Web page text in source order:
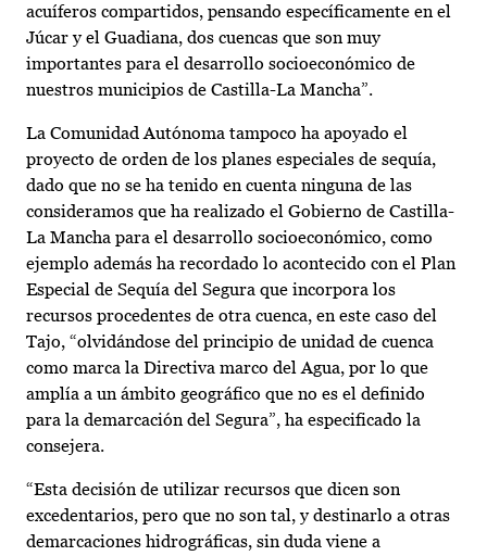
acuíferos compartidos, pensando específicamente en el
Júcar y el Guadiana, dos cuencas que son muy
importantes para el desarrollo socioeconómico de
nuestros municipios de Castilla-La Mancha”.
La Comunidad Autónoma tampoco ha apoyado el
proyecto de orden de los planes especiales de sequía,
dado que no se ha tenido en cuenta ninguna de las
consideramos que ha realizado el Gobierno de Castilla-
La Mancha para el desarrollo socioeconómico, como
ejemplo además ha recordado lo acontecido con el Plan
Especial de Sequía del Segura que incorpora los
recursos procedentes de otra cuenca, en este caso del
Tajo, “olvidándose del principio de unidad de cuenca
como marca la Directiva marco del Agua, por lo que
amplía a un ámbito geográfico que no es el definido
para la demarcación del Segura”, ha especificado la
consejera.
“Esta decisión de utilizar recursos que dicen son
excedentarios, pero que no son tal, y destinarlo a otras
demarcaciones hidrográficas, sin duda viene a